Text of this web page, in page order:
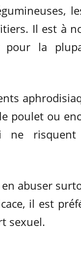
Il est à
la
poulet ou
ne risquent
abuser
il est
sexuel.